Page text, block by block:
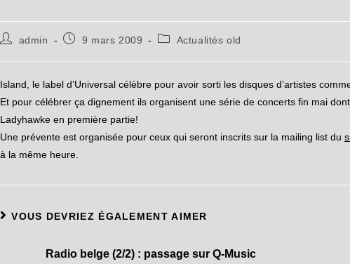
admin 9 mars 2009 Actualités old
Island, le label d’Universal célèbre pour avoir sorti les disques d’artistes
Et pour célébrer ça dignement ils organisent une série de concerts fin mai
Ladyhawke en première partie!
Une prévente est organisée pour ceux qui seront inscrits sur la mailing list du
à la même heure.
VOUS DEVRIEZ ÉGALEMENT AIMER
Radio belge (2/2) : passage sur Q-Music